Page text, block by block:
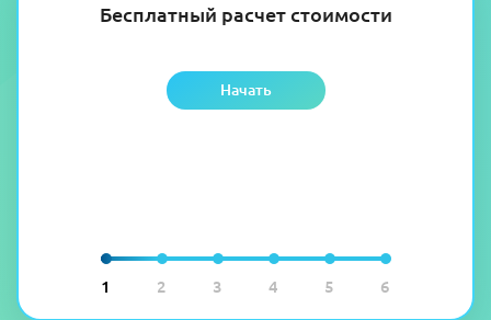
1 2 3 4 5 6
Бесплатный расчет стоимости
Начать